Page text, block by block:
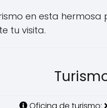
en esta
tu visita.